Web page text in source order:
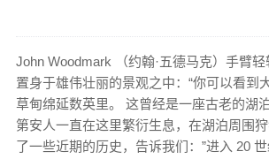
John Woodmark （约翰·五德马克）手臂
置身于雄伟壮丽的景观之中：“你可以看到
草甸绵延数英里。 这曾经是一座古老的湖
第安人一直在这里繁衍生息，在湖泊周围
了一些近期的​​历史，告诉我们：”进入 20